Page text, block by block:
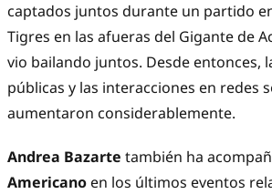
captados juntos durante un partido
Tigres en las afueras del Gigante de
vio bailando juntos. Desde entonces,
públicas y las interacciones en redes
aumentaron considerablemente.
Andrea Bazarte también ha
Americano en los últimos eventos